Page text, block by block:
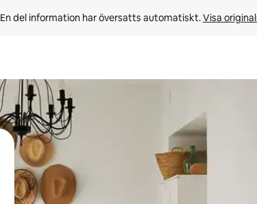
En del information har översatts automatiskt. Visa